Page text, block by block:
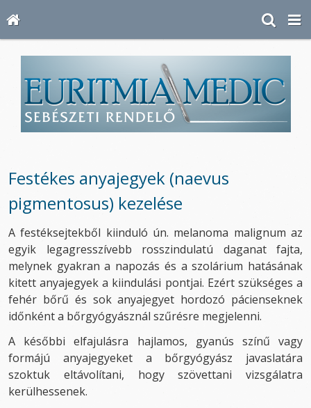
Festékes anyajegyek (naevus
pigmentosus) kezelése
A festéksejtekből kiinduló ún. melanoma malignum az
egyik legagresszívebb rosszindulatú daganat fajta,
melynek gyakran a napozás és a szolárium hatásának
kitett anyajegyek a kiindulási pontjai. Ezért szükséges a
fehér bőrű és sok anyajegyet hordozó pácienseknek
időnként a bőrgyógyásznál szűrésre megjelenni.
A későbbi elfajulásra hajlamos, gyanús színű vagy
formájú anyajegyeket a bőrgyógyász javaslatára
szoktuk eltávolítani, hogy szövettani vizsgálatra
kerülhessenek.